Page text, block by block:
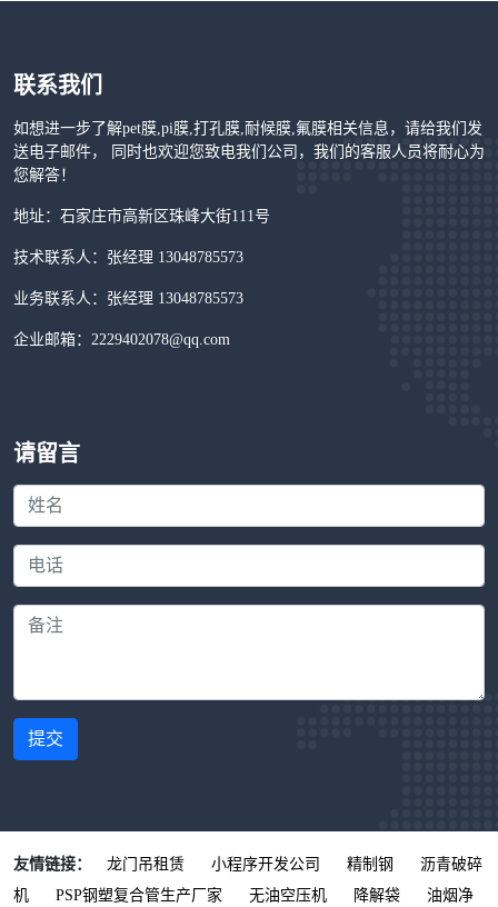
联系我们
如想进一步了解pet膜,pi膜,打孔膜,耐候膜,氟膜相关信息，请给我们发
送电子邮件， 同时也欢迎您致电我们公司，我们的客服人员将耐心为
您解答！
地址：石家庄市高新区珠峰大街111号
技术联系人：张经理 13048785573
业务联系人：张经理 13048785573
企业邮箱：2229402078@qq.com
请留言
提交
友情链接： 龙门吊租赁 小程序开发公司 精制钢
沥青破碎
机
PSP钢塑复合管生产厂家 无油空压机 降解袋 油烟净